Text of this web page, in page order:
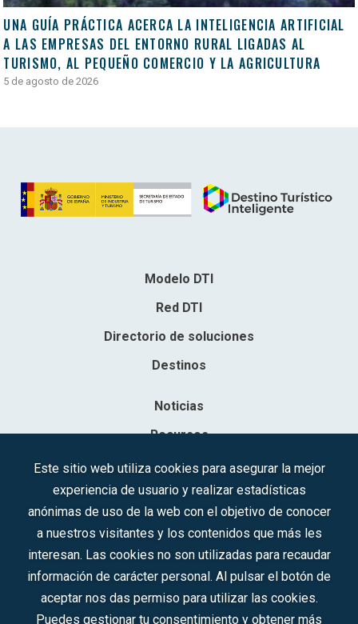
UNA GUÍA PRÁCTICA ACERCA LA INTELIGENCIA ARTIFICIAL
A LAS EMPRESAS DEL ENTORNO RURAL LIGADAS AL
TURISMO, AL PEQUEÑO COMERCIO Y LA AGRICULTURA
5 de agosto de 2026
Modelo DTI
Red DTI
Directorio de soluciones
Destinos
Noticias
Recursos
Contacto
Sociedad Mercantil Estatal para la Gestión de la Innovación y las
Síguenos en redes sociales:
Este sitio web utiliza cookies para asegurar la mejor
experiencia de usuario y realizar estadísticas
anónimas de uso de la web con el objetivo de conocer
a nuestros visitantes y los contenidos que más les
interesan. Las cookies no son utilizadas para recaudar
información de carácter personal. Al pulsar el botón de
aceptar nos das permiso para utilizar las cookies.
Puedes gestionar tu consentimiento y obtener más